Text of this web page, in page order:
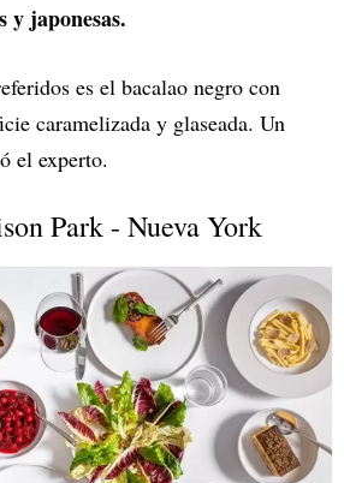
y japonesas.
es el bacalao negro con
caramelizada y glaseada. Un
el experto.
Park - Nueva York